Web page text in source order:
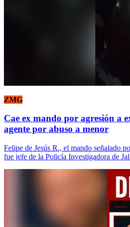
ZMG
Cae ex mando por agresión a
agente por abuso a menor
Felipe de Jesús R., el mando señalado
fue jefe de la Policía Investigadora de